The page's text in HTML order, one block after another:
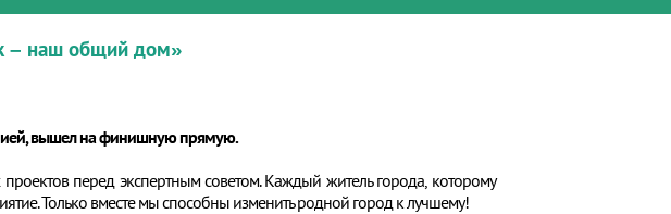
– наш общий дом»
вышел на финишную прямую.
перед экспертным советом. Каждый житель города, которому
Только вместе мы способны изменить родной город к лучшему!